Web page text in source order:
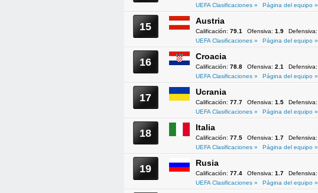
UEFA Clasificaciones »
Página del equipo »
15 Austria
Calificación: 79.1 Ofensiva: 1.9 Defensiva:
UEFA Clasificaciones »
Página del equipo »
16 Croacia
Calificación: 78.8 Ofensiva: 2.1 Defensiva:
UEFA Clasificaciones »
Página del equipo »
17 Ucrania
Calificación: 77.7 Ofensiva: 1.5 Defensiva:
UEFA Clasificaciones »
Página del equipo »
18 Italia
Calificación: 77.5 Ofensiva: 1.7 Defensiva:
UEFA Clasificaciones »
Página del equipo »
19 Rusia
Calificación: 77.4 Ofensiva: 1.7 Defensiva:
UEFA Clasificaciones »
Página del equipo »